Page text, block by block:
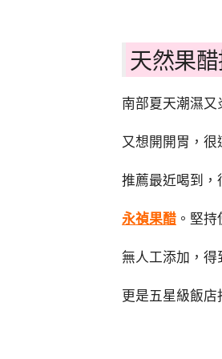
天然果
南部夏天潮濕又
又想開開胃，很
推薦最近喝到，
永禎果醋 。堅
無人工添加，得
更是五星級飯店